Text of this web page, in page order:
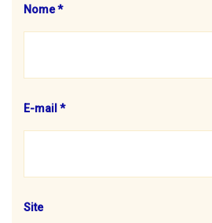
Nome*
E-mail *
Site